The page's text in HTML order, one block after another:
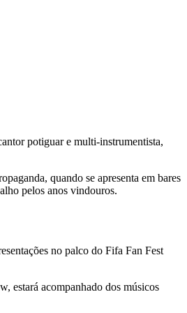
potiguar e multi-instrumentista,
quando se apresenta em bares
pelos anos vindouros.
no palco do Fifa Fan Fest
estará acompanhado dos músicos